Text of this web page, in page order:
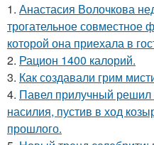
1. Анастасия Волочкова
трогательное совместное
которой она приехала в
2. Рацион 1400 калорий.
3. Как создавали грим
4. Павел прилучный решил
насилия, пустив в ход
прошлого.